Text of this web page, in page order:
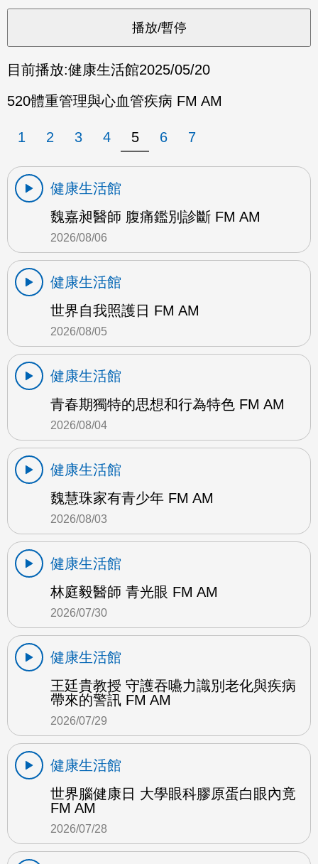
目前播放:健康生活館2025/05/20
520體重管理與心血管疾病 FM AM
1 2 3 4 5 6 7
健康生活館
魏嘉昶醫師 腹痛鑑別診斷 FM AM
2026/08/06
健康生活館
世界自我照護日 FM AM
2026/08/05
健康生活館
青春期獨特的思想和行為特色 FM AM
2026/08/04
健康生活館
魏慧珠家有青少年 FM AM
2026/08/03
健康生活館
林庭毅醫師 青光眼 FM AM
2026/07/30
健康生活館
王廷貴教授 守護吞嚥力識別老化與疾病
帶來的警訊 FM AM
2026/07/29
健康生活館
世界腦健康日 大學眼科膠原蛋白眼內竟
FM AM
2026/07/28